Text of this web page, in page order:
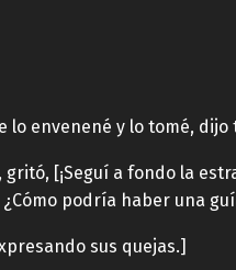
lo envenené y lo tomé,
gritó, [¡Seguí a fondo la
podría haber una
sus quejas.]